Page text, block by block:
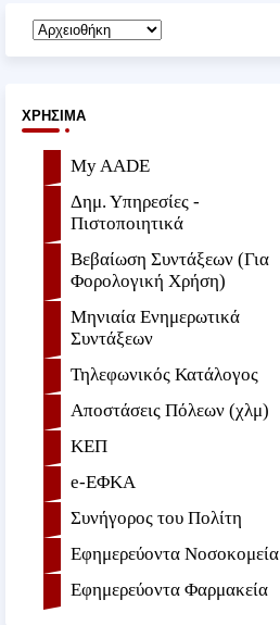
ΧΡΉΣΙΜΑ
My AADE
Δημ. Υπηρεσίες -
Πιστοποιητικά
Βεβαίωση Συντάξεων (Για
Φορολογική Χρήση)
Μηνιαία Ενημερωτικά
Συντάξεων
Τηλεφωνικός Κατάλογος
Αποστάσεις Πόλεων (χλμ)
ΚΕΠ
e-ΕΦKA
Συνήγορος του Πολίτη
Εφημερεύοντα Νοσοκομεία
Εφημερεύοντα Φαρμακεία